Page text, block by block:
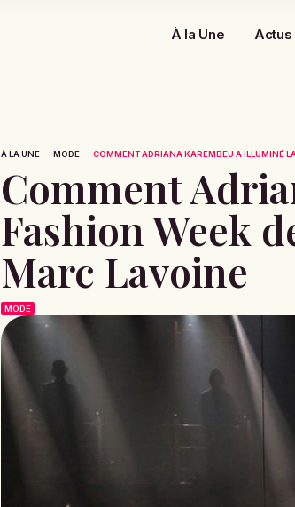
À la Une Actus
À LA UNE MODE COMMENT ADRIANA KAREMBEU A ILLUMINÉ
Comment
Fashion Week
Marc Lavoine
MODE